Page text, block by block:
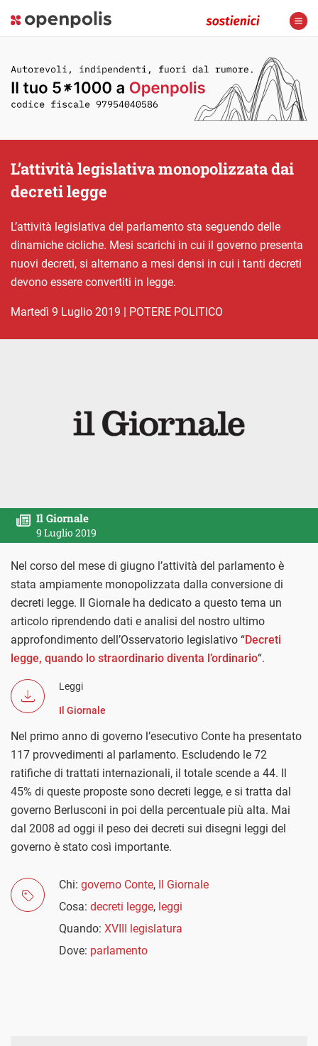
L’attività legislativa monopolizzata dai
decreti legge
L’attività legislativa del parlamento sta seguendo delle
dinamiche cicliche. Mesi scarichi in cui il governo presenta
nuovi decreti, si alternano a mesi densi in cui i tanti decreti
devono essere convertiti in legge.
martedì 9 Luglio 2019 | POTERE POLITICO
Il Giornale
9 Luglio 2019
Nel corso del mese di giugno l’attività del parlamento è
stata ampiamente monopolizzata dalla conversione di
decreti legge. Il Giornale ha dedicato a questo tema un
articolo riprendendo dati e analisi del nostro ultimo
approfondimento dell’Osservatorio legislativo “Decreti
legge, quando lo straordinario diventa l’ordinario“.
Leggi
Il Giornale
Nel primo anno di governo l’esecutivo Conte ha presentato
117 provvedimenti al parlamento. Escludendo le 72
ratifiche di trattati internazionali, il totale scende a 44. Il
45% di queste proposte sono decreti legge, e si tratta dal
governo Berlusconi in poi della percentuale più alta. Mai
dal 2008 ad oggi il peso dei decreti sui disegni leggi del
governo è stato così importante.
Chi: governo Conte, Il Giornale
Cosa: decreti legge, leggi
Quando: XVIII legislatura
Dove: parlamento